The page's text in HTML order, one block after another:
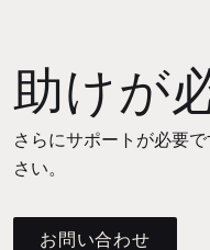
助けが
さらにサポートが必要
さい。
お問い合わせ